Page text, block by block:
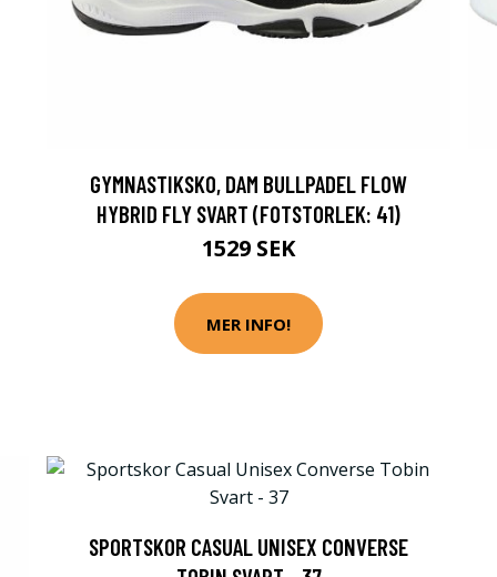
GYMNASTIKSKO, DAM BULLPADEL FLOW
HYBRID FLY SVART (FOTSTORLEK: 41)
1529 SEK
MER INFO!
SPORTSKOR CASUAL UNISEX CONVERSE